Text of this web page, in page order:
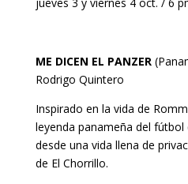
ME DICEN EL PANZER
Rodrigo Quintero
Inspirado en la vida de
leyenda panameña del
desde una vida llena de
de El Chorrillo.